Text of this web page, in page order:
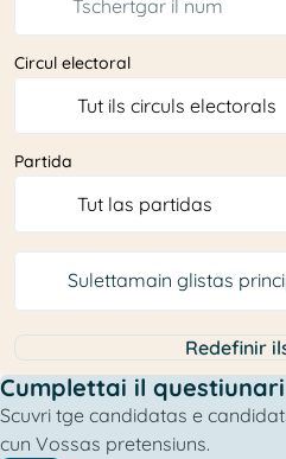
Circul electoral
Partida
Sulettamain glistas
Redefinir
Cumplettai il questiunari
Scuvri tge candidatas e
cun Vossas pretensiuns.